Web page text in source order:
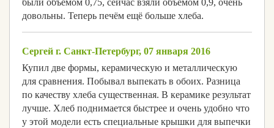
были объёмом 0,75, сейчас взяли объёмом 0,9, очень
довольны. Теперь печём ещё больше хлеба.
Сергей г. Санкт-Петербург, 07 января 2016
Купил две формы, керамическую и металлическую
для сравнения. Побывал выпекать в обоих. Разница
по качеству хлеба существенная. В керамике результат
лучше. Хлеб поднимается быстрее и очень удобно что
у этой модели есть специальные крышки для выпечки